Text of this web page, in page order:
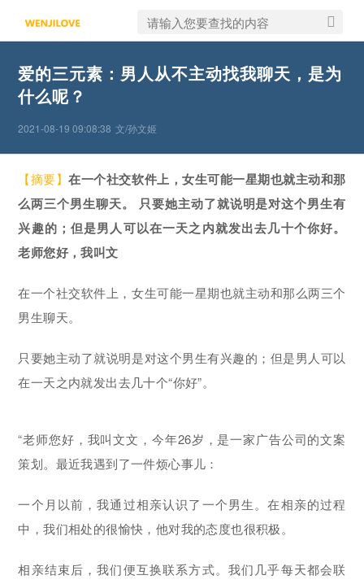
爱的三元素：男人从不主动找我聊天，是为
什么呢？
2021-08-19 09:08:38 文/孙文姬
【摘要】在一个社交软件上，女生可能一星期也就主动和那
么两三个男生聊天。 只要她主动了就说明是对这个男生有
兴趣的；但是男人可以在一天之内就发出去几十个你好。
老师您好，我叫文
在一个社交软件上，女生可能一星期也就主动和那么两三个
男生聊天。
只要她主动了就说明是对这个男生有兴趣的；但是男人可以
在一天之内就发出去几十个“你好”。
“老师您好，我叫文文，今年26岁，是一家广告公司的文案
策划。最近我遇到了一件烦心事儿：
一个月以前，我通过相亲认识了一个男生。在相亲的过程
中，我们相处的很愉快，他对我的态度也很积极。
相亲结束后，我们便互换联系方式。我们几乎每天都会联